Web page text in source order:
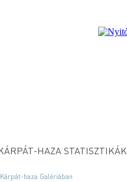
HAZA STATISZTIKÁK
haza Galériában